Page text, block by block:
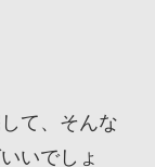
て、そんな
いでしょ